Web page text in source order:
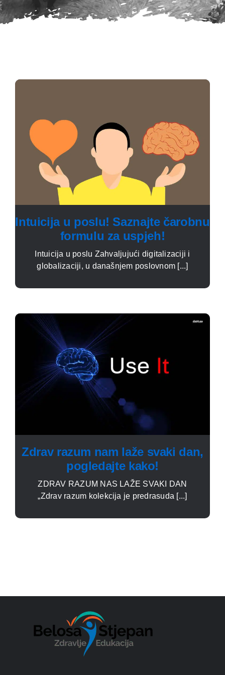
Intuicija u poslu! Saznajte čarobnu
formulu za uspjeh!
Intuicija u poslu Zahvaljujući digitalizaciji i
globalizaciji, u današnjem poslovnom [...]
Zdrav razum nam laže svaki dan,
pogledajte kako!
ZDRAV RAZUM NAS LAŽE SVAKI DAN
„Zdrav razum kolekcija je predrasuda [...]